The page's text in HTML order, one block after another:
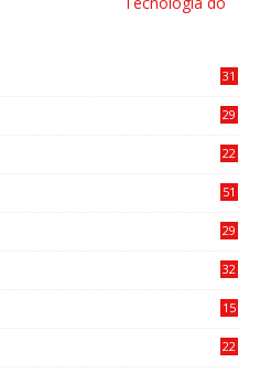
31
29
22
51
29
32
15
22